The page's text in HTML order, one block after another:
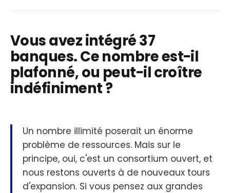
Vous avez intégré 37
banques. Ce nombre est-il
plafonné, ou peut-il croître
indéfiniment ?
Un nombre illimité poserait un énorme
problème de ressources. Mais sur le
principe, oui, c'est un consortium ouvert, et
nous restons ouverts à de nouveaux tours
d'expansion. Si vous pensez aux grandes